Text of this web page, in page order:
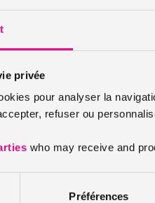
privée
pour analyser la
refuser ou
who may receive and
Préférences
en option